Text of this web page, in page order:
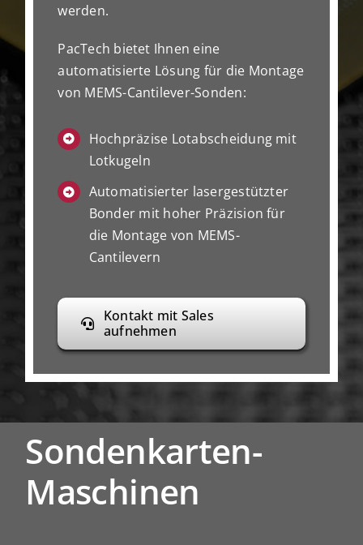
werden.
PacTech bietet Ihnen eine
automatisierte Lösung für die Montage
von MEMS-Cantilever-Sonden:
Hochpräzise Lotabscheidung mit
Lotkugeln
Automatisierter lasergestützter
Bonder mit hoher Präzision für
die Montage von MEMS-
Cantilevern
Kontakt mit Sales
aufnehmen
Sondenkarten-
Maschinen